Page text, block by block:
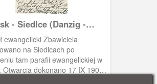
- Siedlce (Danzig -
kościół ewangelicki
(Heilandkirche)
ewangelicki Zbawiciela
na Siedlcach po
tam parafii ewangelickiej w
Otwarcia dokonano 17 IX 1901